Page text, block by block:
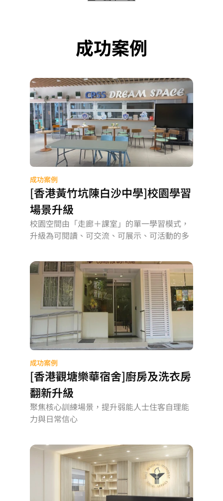
成功案例
成功案例
[香港黃竹坑陳白沙中學]校園學習
場景升級
校園空間由「走廊＋課室」的單一學習模式，
升級為可閱讀、可交流、可展示、可活動的多
成功案例
[香港觀塘樂華宿舍]廚房及洗衣房
翻新升級
聚焦核心訓練場景，提升弱能人士住客自理能
力與日常信心